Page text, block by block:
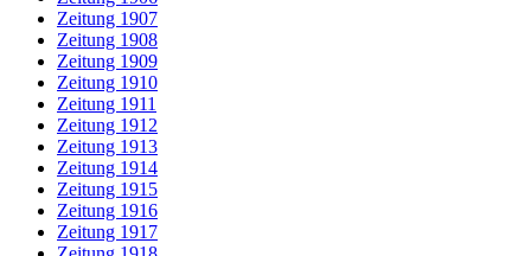
Zeitung 1907
Zeitung 1908
Zeitung 1909
Zeitung 1910
Zeitung 1911
Zeitung 1912
Zeitung 1913
Zeitung 1914
Zeitung 1915
Zeitung 1916
Zeitung 1917